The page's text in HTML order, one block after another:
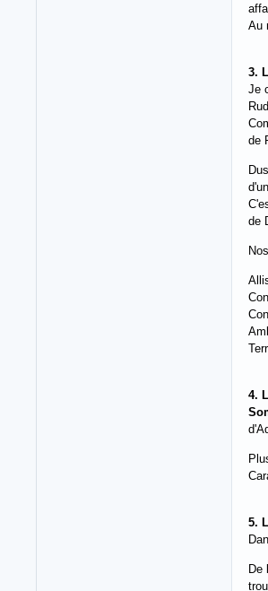
Au
3.
Je
de
de
4.
5.
De